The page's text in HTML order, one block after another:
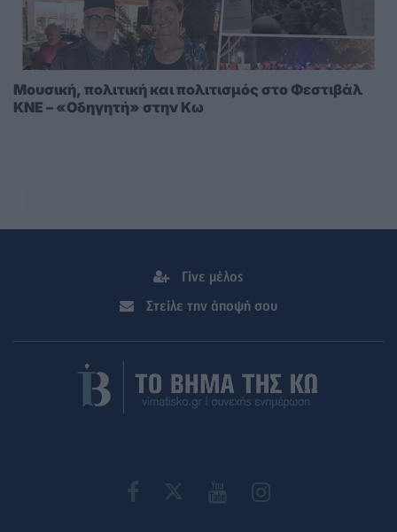
Μουσική, πολιτική και πολιτισμός στο Φεστιβάλ
ΚΝΕ – «Οδηγητή» στην Κω
Γίνε μέλος
Στείλε την άποψή σου